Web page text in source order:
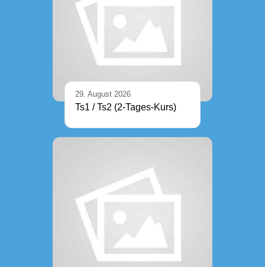
29. August 2026
Ts1 / Ts2 (2-Tages-Kurs)